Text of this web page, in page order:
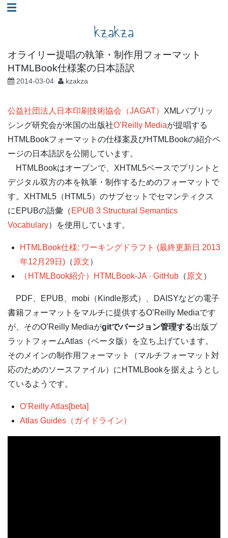
コ☰
kzakza
オライリー提唱の執筆・制作用フォーマット
HTMLBook仕様案の日本語訳
2014-03-04 kzakza
公益社団法人日本印刷技術協会（JAGAT） XMLパブリッ
シング研究会が米国の出版社O’Reilly Mediaが提唱する
HTMLBookフォーマットの仕様案及びHTMLBookの紹介ペ
ージの日本語訳を公開しています。
HTMLBookはオープンで、XHTML5ベースでプリントと
デジタル双方の本を執筆・制作するためのフォーマットで
す。XHTML5（HTML5）のサブセットでセマンティクス
にEPUBの語彙（ EPUB 3 Structural Semantics
Vocabulary）を使用しています。
HTMLBook仕様: ワーキングドラフト (最終更新日 2013
年12月29日) （ 原文）
（HTMLBook紹介）HTMLBook-JA · GitHub （ 原文）
PDF、EPUB、mobi（Kindle形式）、DAISYなどの電子
書籍フォーマットをマルチに提供するO’Reilly Mediaです
が、そのO’Reilly Mediaがgitでバージョン管理する出版プ
ラットフォームAtlas（ベータ版）を立ち上げています。
そのメインの制作用フォーマット（マルチフォーマット対
応のためのソースファイル）にHTMLBookを据えようとし
ているようです。
O’Reilly Atlas[beta]
Atlas Guides（ガイドライン）